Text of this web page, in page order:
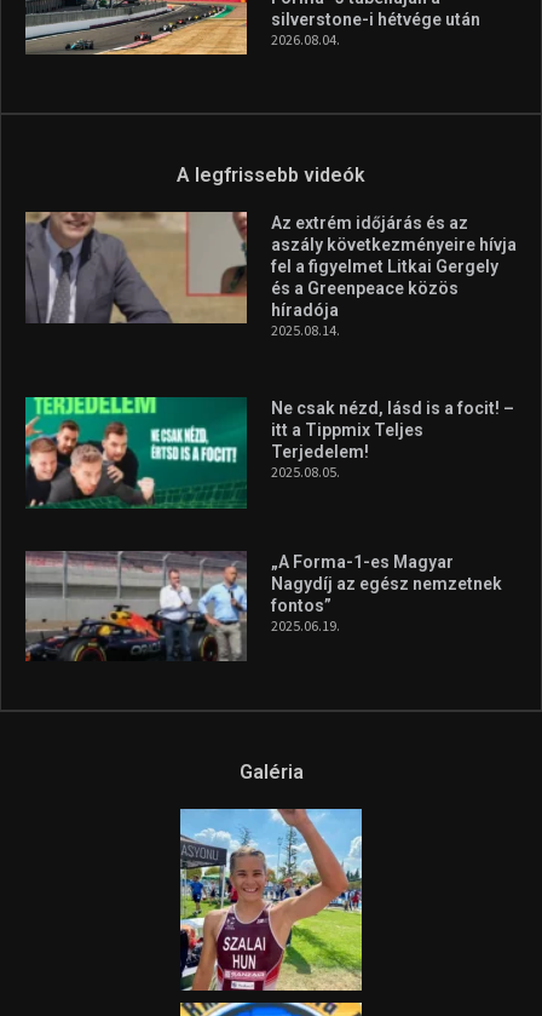
silverstone-i hétvége után
2026.08.04.
A legfrissebb videók
Az extrém időjárás és az
aszály következményeire hívja
fel a figyelmet Litkai Gergely
és a Greenpeace közös
híradója
2025.08.14.
Ne csak nézd, lásd is a focit! –
itt a Tippmix Teljes
Terjedelem!
2025.08.05.
„A Forma-1-es Magyar
Nagydíj az egész nemzetnek
fontos”
2025.06.19.
Galéria